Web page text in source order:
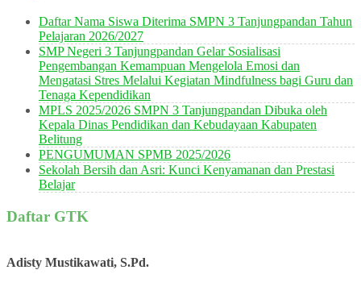
Daftar Nama Siswa Diterima SMPN 3 Tanjungpandan Tahun
Pelajaran 2026/2027
SMP Negeri 3 Tanjungpandan Gelar Sosialisasi
Pengembangan Kemampuan Mengelola Emosi dan
Mengatasi Stres Melalui Kegiatan Mindfulness bagi Guru dan
Tenaga Kependidikan
MPLS 2025/2026 SMPN 3 Tanjungpandan Dibuka oleh
Kepala Dinas Pendidikan dan Kebudayaan Kabupaten
Belitung
PENGUMUMAN SPMB 2025/2026
Sekolah Bersih dan Asri: Kunci Kenyamanan dan Prestasi
Belajar
Daftar GTK
Adisty Mustikawati, S.Pd.